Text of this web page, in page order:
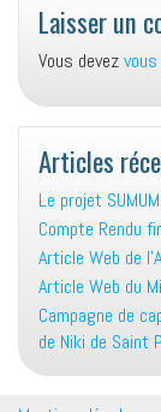
Laisser un
Vous devez
Articles
Le projet
Compte Rendu
Article Web de
Article Web du
Campagne de
de Niki de Saint